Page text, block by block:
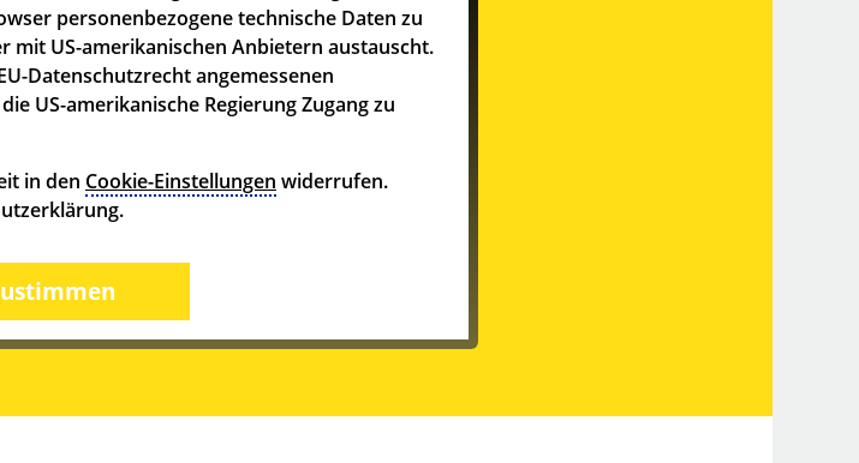
personenbezogene technische Daten zu
US-amerikanischen Anbietern austauscht.
Datenschutzrecht angemessenen
US-amerikanische Regierung Zugang zu
in den Cookie-Einstellungen widerrufen.